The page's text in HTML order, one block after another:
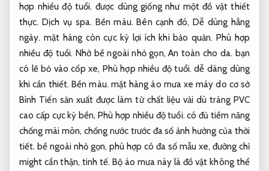
hợp nhiều độ tuổi. được dùng giống như một đồ vật thiết
thực.Dịch vụ spa. Bền màu. Bên cạnh đó, Dễ dùng hằng
ngày. mặt hàng còn cực kỳ lợi ích khi bảo quản. Phù hợp
nhiều độ tuổi. Nhờ bề ngoài nhỏ gọn,An toàn cho da. bạn
có lẽ bỏ vào cốp xe, Phù hợp nhiều độ tuổi. dễ dàng dùng
khi cần thiết.Bền màu. mặt hàng áo mưa xe máy do cơ sở
Bình Tiến sản xuất được làm từ chất liệu vải dù tráng PVC
cao cấp cực kỳ bền, Phù hợp nhiều độ tuổi. có đủ tiềm năng
chống mài mòn, chống nước trước đa số ảnh hưởng của thời
tiết. bề ngoài nhỏ gọn, phù hợp có đa số mẫu xe, đường chỉ
might cẩn thận, tinh tế. Bộ áo mưa này là đồ vật không thể